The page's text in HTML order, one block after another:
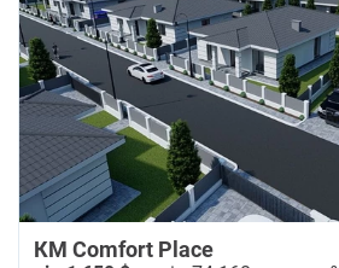
КМ Comfort Place